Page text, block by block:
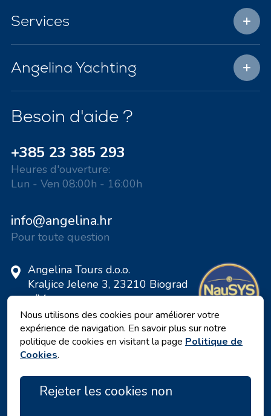
Services
Angelina Yachting
Besoin d'aide ?
+385 23 385 293
Heures d'ouverture:
Lun - Ven 08:00h - 16:00h
info@angelina.hr
Pour toute question
Angelina Tours d.o.o.
Kraljice Jelene 3, 23210 Biograd
n/M
Croatie
Numéro de TVA: 20598733460
ID: HR-AB-23-060130534, MB:
0650676
Nous utilisons des cookies pour améliorer votre
expérience de navigation. En savoir plus sur notre
politique de cookies en visitant la page Politique de
Cookies.
Rejeter les cookies non